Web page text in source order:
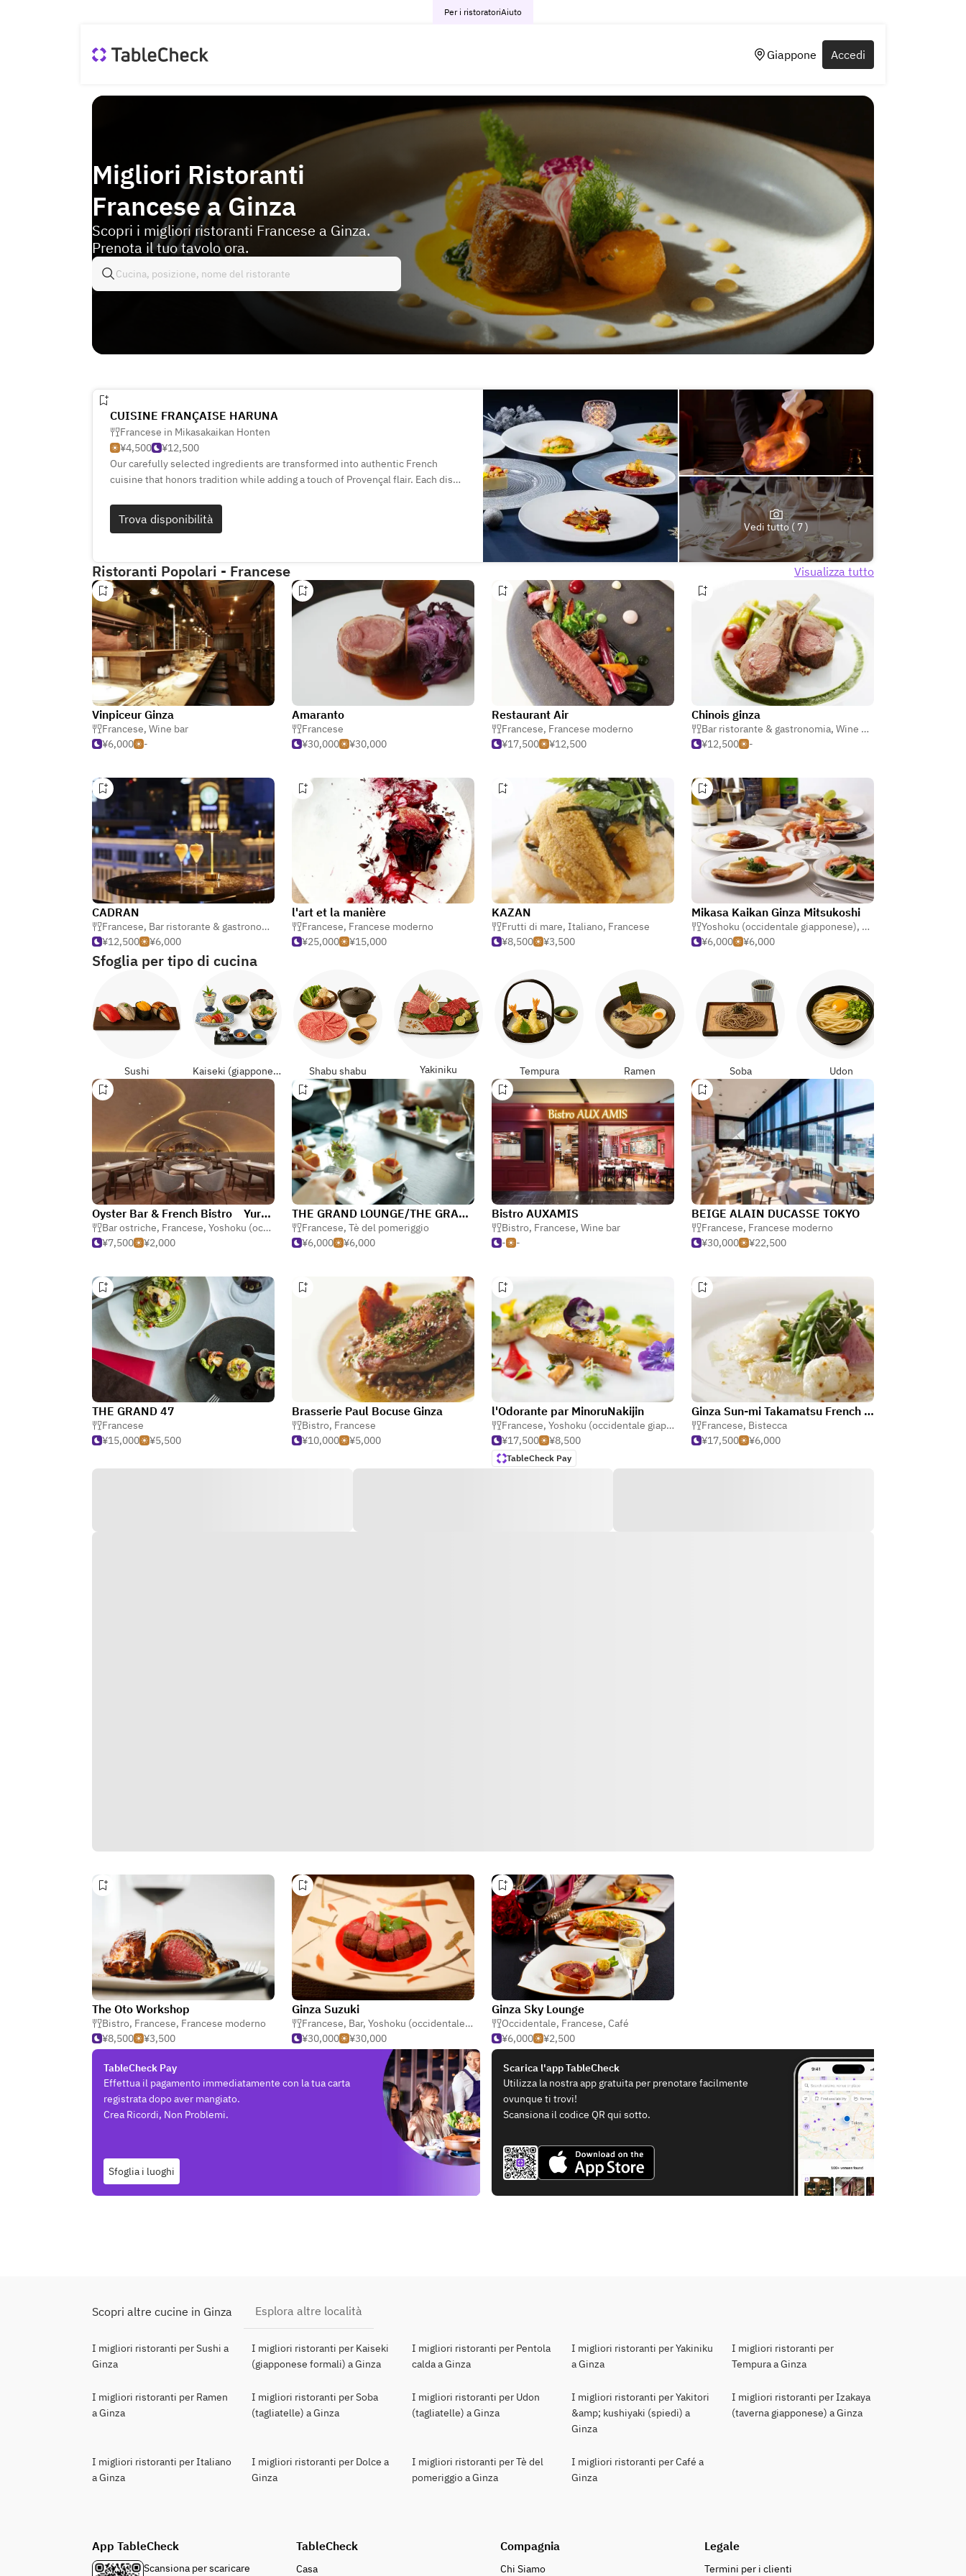
Per i ristoratoriAiuto
Giappone Accedi
Migliori Ristoranti
Francese a Ginza
Scopri i migliori ristoranti Francese a Ginza.
Prenota il tuo tavolo ora.
CUISINE FRANÇAISE HARUNA
Francese in Mikasakaikan Honten
¥4,500
¥12,500
Our carefully selected ingredients are transformed into authentic French
cuisine that honors tradition while adding a touch of Provençal flair. Each dish
dedication.
Trova disponibilità
Vedi tutto ( 7 )
Ristoranti Popolari - Francese Visualizza tutto
Vinpiceur Ginza
Francese, Wine bar
¥6,000
-
Amaranto
Francese
¥30,000
¥30,000
Restaurant Air
Francese, Francese moderno
¥17,500
¥12,500
Chinois ginza
Bar ristorante & gastronomia, Wine bar
¥12,500
-
CADRAN
Francese, Bar ristorante & gastronomia
Bistro
¥12,500
¥6,000
l'art et la manière
Francese, Francese moderno
¥25,000
¥15,000
KAZAN
Frutti di mare, Italiano, Francese
¥8,500
¥3,500
Mikasa Kaikan Ginza Mitsukoshi
Yoshoku (occidentale giapponese), Bistecca
¥6,000
¥6,000
Sfoglia per tipo di cucina
Sushi Kaiseki (giapponese formali) Shabu shabu Yakiniku Tempura Ramen Soba Udon
Oyster Bar & French Bistro Yurakucho WHARF
Bar ostriche, Francese, Yoshoku (occidentale giapponese)
¥7,500
¥2,000
THE GRAND LOUNGE/THE GRAND GINZA
Francese, Tè del pomeriggio
¥6,000
¥6,000
Bistro AUXAMIS
Bistro, Francese, Wine bar
-
-
BEIGE ALAIN DUCASSE TOKYO
Francese, Francese moderno
¥30,000
¥22,500
THE GRAND 47
Francese
¥15,000
¥5,500
Brasserie Paul Bocuse Ginza
Bistro, Francese
¥10,000
¥5,000
l'Odorante par MinoruNakijin
Francese, Yoshoku (occidentale giapponese) ,Europeo
¥17,500
¥8,500
TableCheck Pay
Ginza Sun-mi Takamatsu French restaurant EMU
Francese, Bistecca
¥17,500
¥6,000
The Oto Workshop
Bistro, Francese, Francese moderno
¥8,500
¥3,500
Ginza Suzuki
Francese, Bar, Yoshoku (occidentale giapponese)
¥30,000
¥30,000
Ginza Sky Lounge
Occidentale, Francese, Café
¥6,000
¥2,500
TableCheck Pay
Effettua il pagamento immediatamente con la tua carta
registrata dopo aver mangiato.
Crea Ricordi, Non Problemi.
Sfoglia i luoghi
Scarica l'app TableCheck
Utilizza la nostra app gratuita per prenotare facilmente
ovunque ti trovi!
Scansiona il codice QR qui sotto.
Scopri altre cucine in Ginza Esplora altre località
I migliori ristoranti per Sushi a
Ginza
I migliori ristoranti per Kaiseki
(giapponese formali) a Ginza
I migliori ristoranti per Pentola
calda a Ginza
I migliori ristoranti per Yakiniku
a Ginza
I migliori ristoranti per
Tempura a Ginza
I migliori ristoranti per Ramen
a Ginza
I migliori ristoranti per Soba
(tagliatelle) a Ginza
I migliori ristoranti per Udon
(tagliatelle) a Ginza
I migliori ristoranti per Yakitori
&amp; kushiyaki (spiedi) a
Ginza
I migliori ristoranti per Izakaya
(taverna giapponese) a Ginza
I migliori ristoranti per Italiano
a Ginza
I migliori ristoranti per Dolce a
Ginza
I migliori ristoranti per Tè del
pomeriggio a Ginza
I migliori ristoranti per Café a
Ginza
App TableCheck
Scansiona per scaricare
TableCheck
Casa
Compagnia
Chi Siamo
Legale
Termini per i clienti